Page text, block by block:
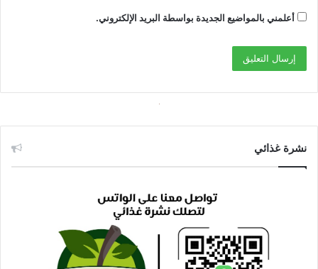
أعلمني بالمواضيع الجديدة بواسطة البريد الإلكتروني.
نشرة غذائي